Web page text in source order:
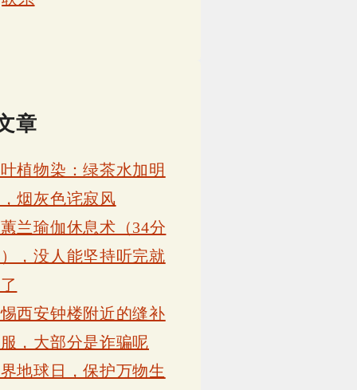
章
植物染：绿茶水加明
烟灰色诧寂风
兰瑜伽休息术（34分
，没人能坚持听完就
西安钟楼附近的缝补
，大部分是诈骗呢
地球日，保护万物生